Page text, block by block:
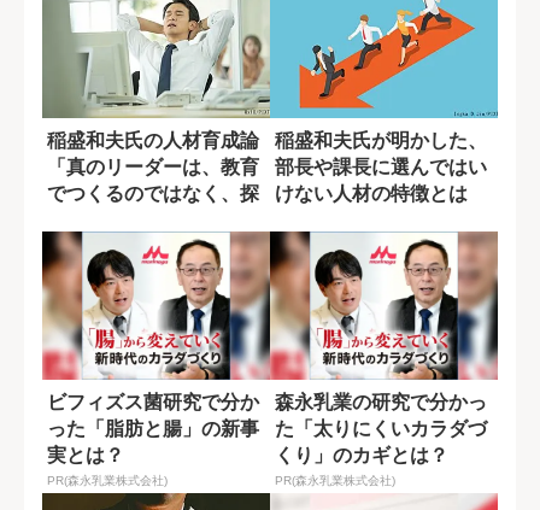
稲盛和夫氏の人材育成論
「真のリーダーは、教育
でつくるのではなく、探
稲盛和夫氏が明かした、
部長や課長に選んではい
けない人材の特徴とは
ビフィズス菌研究で分か
った「脂肪と腸」の新事
実とは？
PR(森永乳業株式会社)
森永乳業の研究で分かっ
た「太りにくいカラダづ
くり」のカギとは？
PR(森永乳業株式会社)